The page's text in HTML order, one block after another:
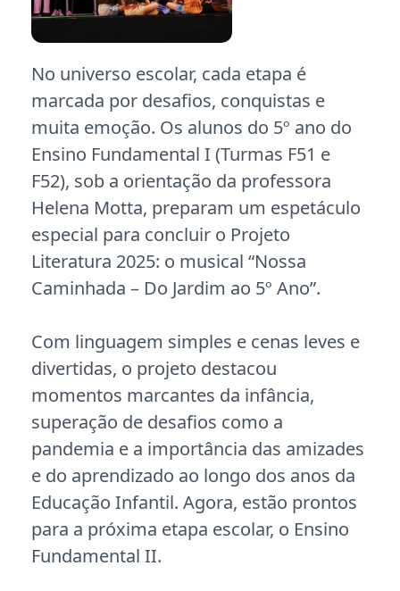
No universo escolar, cada etapa é
marcada por desafios, conquistas e
muita emoção. Os alunos do 5º ano do
Ensino Fundamental I (Turmas F51 e
F52), sob a orientação da professora
Helena Motta, preparam um espetáculo
especial para concluir o Projeto
Literatura 2025: o musical “Nossa
Caminhada – Do Jardim ao 5º Ano”.
Com linguagem simples e cenas leves e
divertidas, o projeto destacou
momentos marcantes da infância,
superação de desafios como a
pandemia e a importância das amizades
e do aprendizado ao longo dos anos da
Educação Infantil. Agora, estão prontos
para a próxima etapa escolar, o Ensino
Fundamental II.